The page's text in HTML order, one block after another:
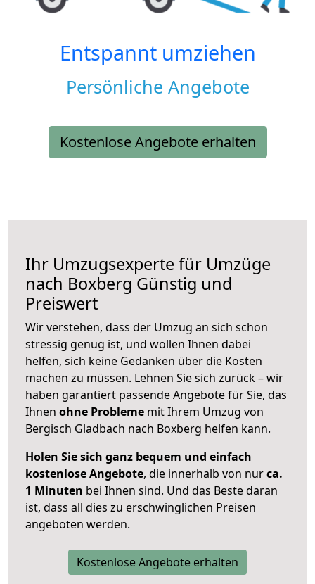
Entspannt umziehen
Persönliche Angebote
Kostenlose Angebote erhalten
Ihr Umzugsexperte für Umzüge
nach Boxberg Günstig und
Preiswert
Wir verstehen, dass der Umzug an sich schon
stressig genug ist, und wollen Ihnen dabei
helfen, sich keine Gedanken über die Kosten
machen zu müssen. Lehnen Sie sich zurück – wir
haben garantiert passende Angebote für Sie, das
Ihnen ohne Probleme mit Ihrem Umzug von
Bergisch Gladbach nach Boxberg helfen kann.
Holen Sie sich ganz bequem und einfach
kostenlose Angebote, die innerhalb von nurca.
1 Minuten bei Ihnen sind. Und das Beste daran
ist, dass all dies zu erschwinglichen Preisen
angeboten werden.
Kostenlose Angebote erhalten